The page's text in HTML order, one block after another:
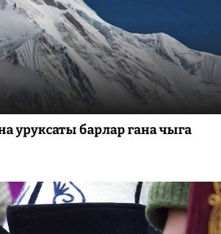
уруксаты барлар гана чыга